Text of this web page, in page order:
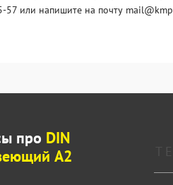
57 или напишите на почту
про DIN
А2